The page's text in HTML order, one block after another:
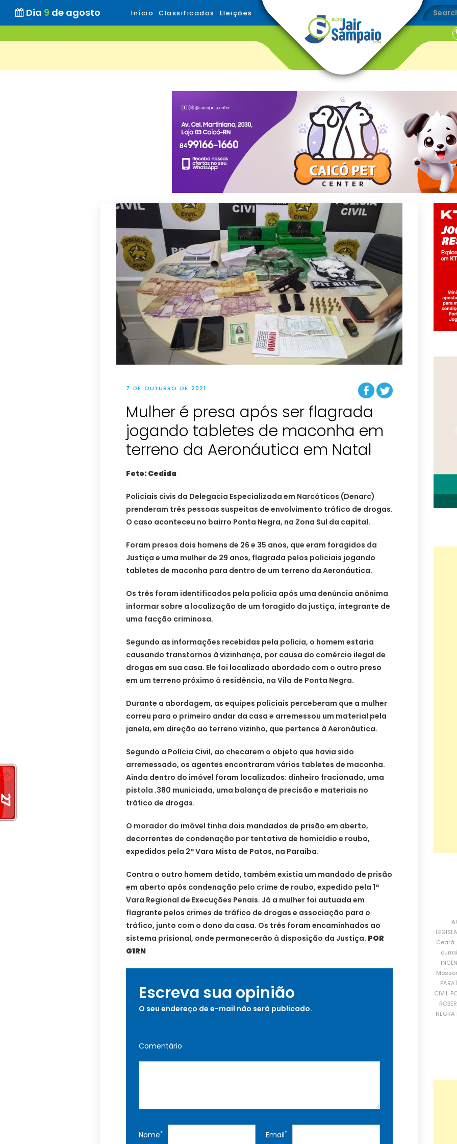
Dia 9 de agosto Início Classificados Eleições
7 DE OUTUBRO DE 2021
Mulher é presa após ser flagrada
jogando tabletes de maconha em
terreno da Aeronáutica em Natal
Foto: Cedida
Policiais civis da Delegacia Especializada em Narcóticos (Denarc)
prenderam três pessoas suspeitas de envolvimento tráfico de drogas.
O caso aconteceu no bairro Ponta Negra, na Zona Sul da capital.
Foram presos dois homens de 26 e 35 anos, que eram foragidos da
Justiça e uma mulher de 29 anos, flagrada pelos policiais jogando
tabletes de maconha para dentro de um terreno da Aeronáutica.
Os três foram identificados pela polícia após uma denúncia anônima
informar sobre a localização de um foragido da justiça, integrante de
uma facção criminosa.
Segundo as informações recebidas pela polícia, o homem estaria
causando transtornos à vizinhança, por causa do comércio ilegal de
drogas em sua casa. Ele foi localizado abordado com o outro preso
em um terreno próximo à residência, na Vila de Ponta Negra.
Durante a abordagem, as equipes policiais perceberam que a mulher
correu para o primeiro andar da casa e arremessou um material pela
janela, em direção ao terreno vizinho, que pertence à Aeronáutica.
Segundo a Polícia Civil, ao checarem o objeto que havia sido
arremessado, os agentes encontraram vários tabletes de maconha.
Ainda dentro do imóvel foram localizados: dinheiro fracionado, uma
pistola .380 municiada, uma balança de precisão e materiais no
tráfico de drogas.
O morador do imóvel tinha dois mandados de prisão em aberto,
decorrentes de condenação por tentativa de homicídio e roubo,
expedidos pela 2ª Vara Mista de Patos, na Paraíba.
Contra o outro homem detido, também existia um mandado de prisão
em aberto após condenação pelo crime de roubo, expedido pela 1ª
Vara Regional de Execuções Penais. Já a mulher foi autuada em
flagrante pelos crimes de tráfico de drogas e associação para o
tráfico, junto com o dono da casa. Os três foram encaminhados ao
sistema prisional, onde permanecerão à disposição da Justiça. POR
G1RN
Escreva sua opinião
O seu endereço de e-mail não será publicado.
Comentário
Nome* Email*
Ceará
CIVIL
NEGRA